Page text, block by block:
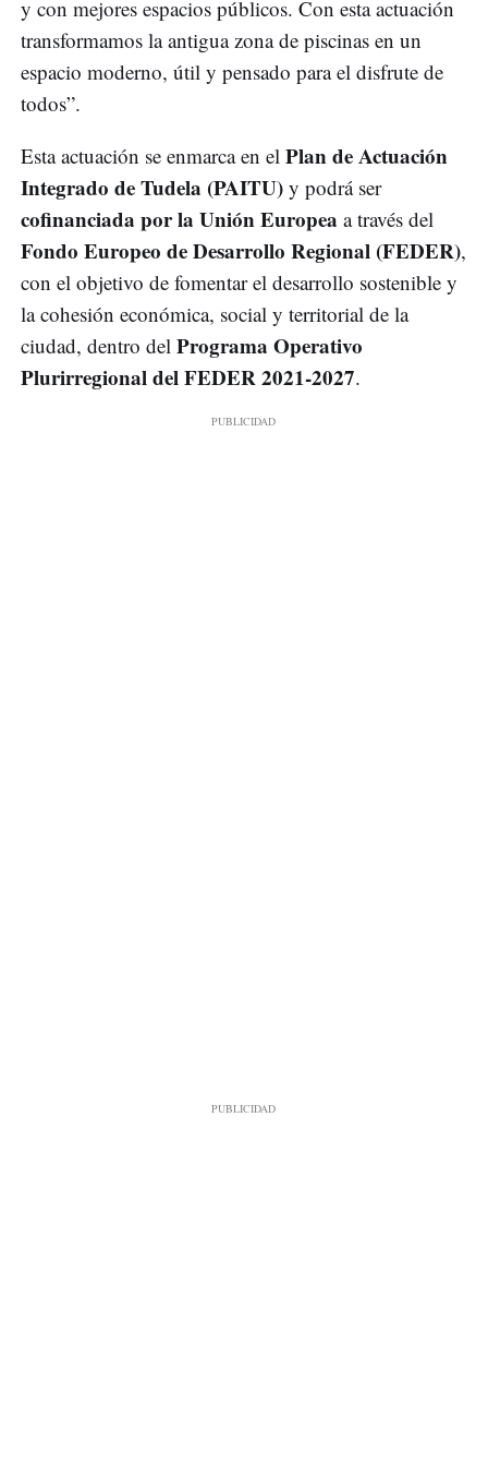
y con mejores espacios públicos. Con esta actuación
transformamos la antigua zona de piscinas en un
espacio moderno, útil y pensado para el disfrute de
todos”.
Esta actuación se enmarca en el Plan de Actuación
Integrado de Tudela (PAITU) y podrá ser
cofinanciada por la Unión Europea a través del
Fondo Europeo de Desarrollo Regional (FEDER),
con el objetivo de fomentar el desarrollo sostenible y
la cohesión económica, social y territorial de la
ciudad, dentro del Programa Operativo
Plurirregional del FEDER 2021-2027.